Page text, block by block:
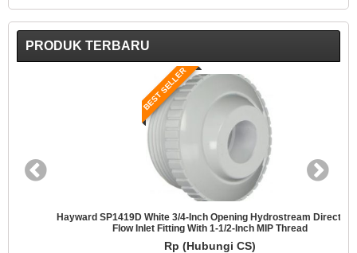
PRODUK TERBARU
BEST SELLER
Hayward SP1419D White 3/4-Inch Opening Hydrostream Directional
Flow Inlet Fitting With 1-1/2-Inch MIP Thread
Rp (Hubungi CS)